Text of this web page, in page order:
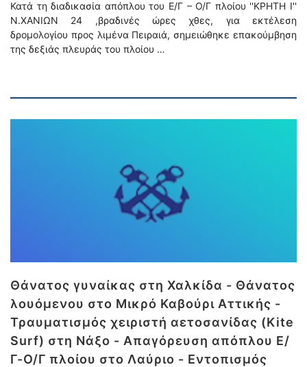
Κατά τη διαδικασία απόπλου του Ε/Γ – Ο/Γ πλοίου ''ΚΡΗΤΗ Ι''
Ν.ΧΑΝΙΩΝ 24 ,βραδινές ώρες χθες, για εκτέλεση
δρομολογίου προς λιμένα Πειραιά, σημειώθηκε επακούμβηση
της δεξιάς πλευράς του πλοίου …
Θάνατος γυναίκας στη Χαλκίδα - Θάνατος
λουόμενου στο Μικρό Καβούρι Αττικής -
Τραυματισμός χειριστή αετοσανίδας (Kite
Surf) στη Νάξο - Απαγόρευση απόπλου Ε/
Γ-Ο/Γ πλοίου στο Λαύριο - Εντοπισμός